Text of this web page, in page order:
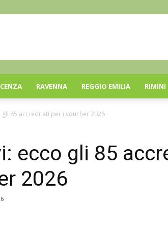
RAVENNA REGGIO EMILIA RIMINI
gli 85 accreditati per i voucher 2026
ecco gli 85
2026